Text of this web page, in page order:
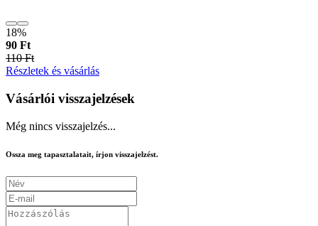
18%
90 Ft
110 Ft
Részletek és vásárlás
Vásárlói visszajelzések
Még nincs visszajelzés...
Ossza meg tapasztalatait, írjon visszajelzést.